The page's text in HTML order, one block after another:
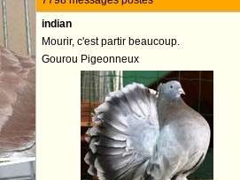
indian
Mourir, c'est partir beaucoup.
Gourou Pigeonneux